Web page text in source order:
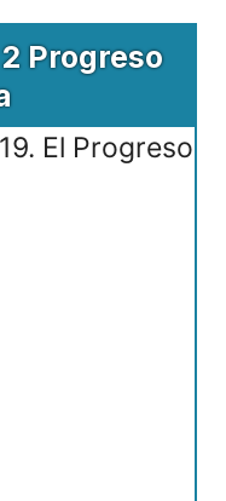
Progreso
El Progreso